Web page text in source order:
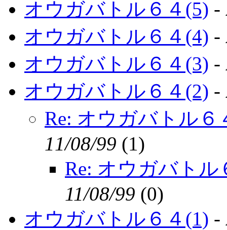
オウガバトル６４(5) -
オウガバトル６４(4) -
オウガバトル６４(3) -
オウガバトル６４(2) -
Re: オウガバトル６
11/08/99 (1)
Re: オウガバトル
11/08/99 (0)
オウガバトル６４(1) -